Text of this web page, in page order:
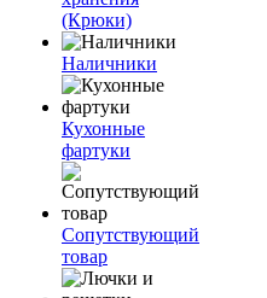
(Крюки)
Наличники
Кухонные
фартуки
Сопутствующий
товар